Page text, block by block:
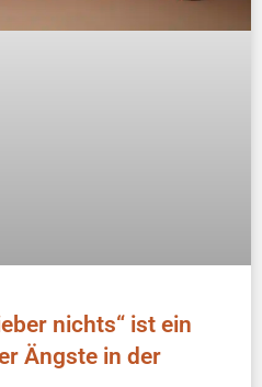
nichts“ ist ein
Ängste in der